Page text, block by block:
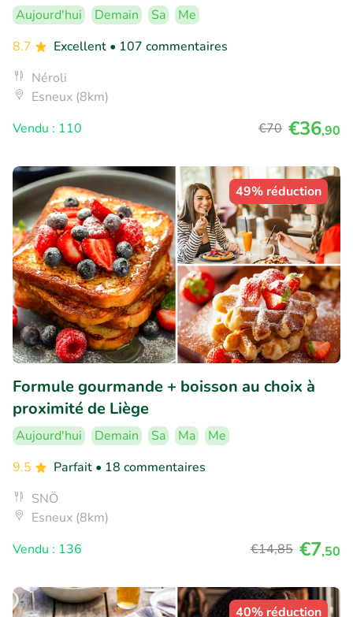
Aujourd'hui Demain Sa
Me
8.7
Excellent • 107 commentaires
Néroli
Esneux (8km)
Vendu : 110
€70 €36,90
49% réduction
Formule gourmande + boisson au choix à
proximité de Liège
Aujourd'hui Demain Sa Ma
Me
9.5
Parfait • 18 commentaires
SNÖ
Esneux (8km)
Vendu : 136
€14,85 €7,50
40% réduction